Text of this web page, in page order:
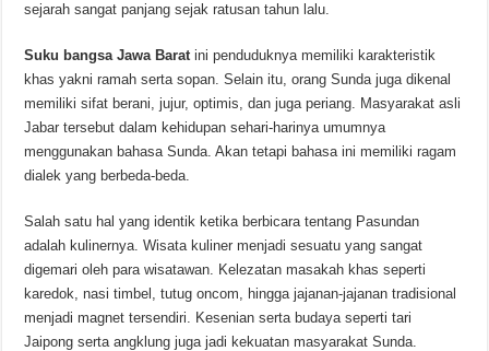
sejarah sangat panjang sejak ratusan tahun lalu.
Suku bangsa Jawa Baratini penduduknya memiliki karakteristik
khas yakni ramah serta sopan. Selain itu, orang Sunda juga dikenal
memiliki sifat berani, jujur, optimis, dan juga periang. Masyarakat asli
Jabar tersebut dalam kehidupan sehari-harinya umumnya
menggunakan bahasa Sunda. Akan tetapi bahasa ini memiliki ragam
dialek yang berbeda-beda.
Salah satu hal yang identik ketika berbicara tentang Pasundan
adalah kulinernya. Wisata kuliner menjadi sesuatu yang sangat
digemari oleh para wisatawan. Kelezatan masakah khas seperti
karedok, nasi timbel, tutug oncom, hingga jajanan-jajanan tradisional
menjadi magnet tersendiri. Kesenian serta budaya seperti tari
Jaipong serta angklung juga jadi kekuatan masyarakat Sunda.